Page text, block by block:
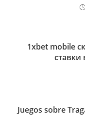
1xbet mobile
Juegos sobre